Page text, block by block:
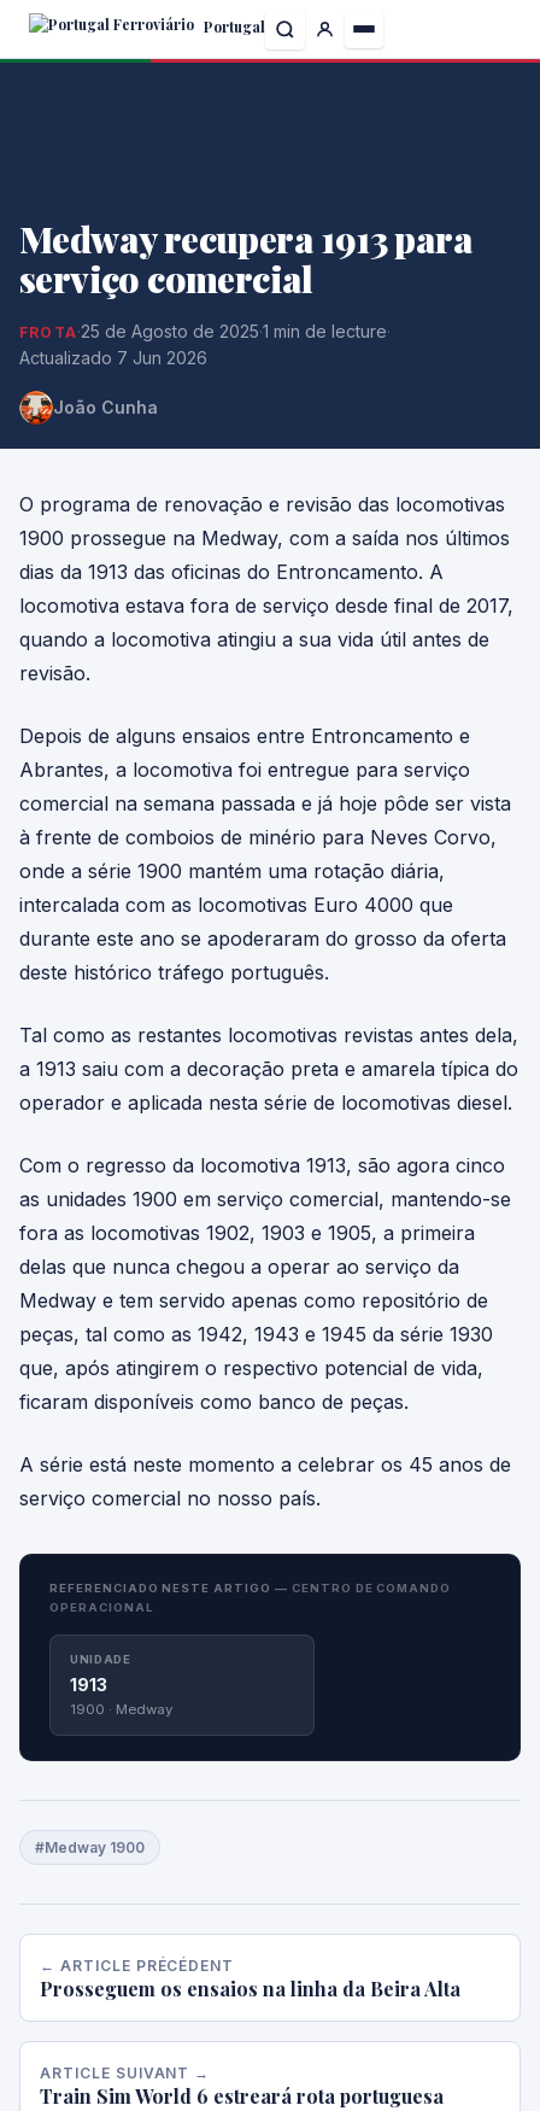
Skip
Portugal
Medway recupera 1913 para
serviço comercial
FROTA·25 de Agosto de 2025·1 min de lecture·
Actualizado 7 Jun 2026
João Cunha
O programa de renovação e revisão das locomotivas
1900 prossegue na Medway, com a saída nos últimos
dias da 1913 das oficinas do Entroncamento. A
locomotiva estava fora de serviço desde final de 2017,
quando a locomotiva atingiu a sua vida útil antes de
revisão.
Depois de alguns ensaios entre Entroncamento e
Abrantes, a locomotiva foi entregue para serviço
comercial na semana passada e já hoje pôde ser vista
à frente de comboios de minério para Neves Corvo,
onde a série 1900 mantém uma rotação diária,
intercalada com as locomotivas Euro 4000 que
durante este ano se apoderaram do grosso da oferta
deste histórico tráfego português.
Tal como as restantes locomotivas revistas antes dela,
a 1913 saiu com a decoração preta e amarela típica do
operador e aplicada nesta série de locomotivas diesel.
Com o regresso da locomotiva 1913, são agora cinco
as unidades 1900 em serviço comercial, mantendo-se
fora as locomotivas 1902, 1903 e 1905, a primeira
delas que nunca chegou a operar ao serviço da
Medway e tem servido apenas como repositório de
peças, tal como as 1942, 1943 e 1945 da série 1930
que, após atingirem o respectivo potencial de vida,
ficaram disponíveis como banco de peças.
A série está neste momento a celebrar os 45 anos de
serviço comercial no nosso país.
REFERENCIADO NESTE ARTIGO — CENTRO DE COMANDO
OPERACIONAL
UNIDADE
1913
1900 · Medway
#Medway 1900
← ARTICLE PRÉCÉDENT
Prosseguem os ensaios na linha da Beira Alta
ARTICLE SUIVANT →
Train Sim World 6 estreará rota portuguesa